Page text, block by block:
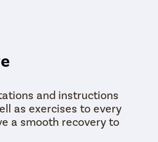
and instructions
as exercises to every
a smooth recovery to